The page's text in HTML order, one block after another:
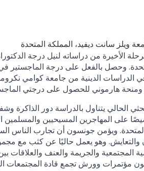
ويلز سانت ديفيد، المملكة المتحدة
الأخيرة من دراساته لنيل درجة
وحصل بالفعل على درجة الماجستير
الدراسات الدينية من جامعة كوامي
هارموني للحصول على درجتي
الحالي يتناول بالدراسة دور الذاكرة
على المهاجرين المسيحيين والمسلمين
ويؤمن جونسون أن تجارب الناس
والتعايش. وهو يعمل حاليًا عن كثب مع
المجتمعية والجريمة والعنف
مؤتمرات وورش تجمع قادة المجتمعات